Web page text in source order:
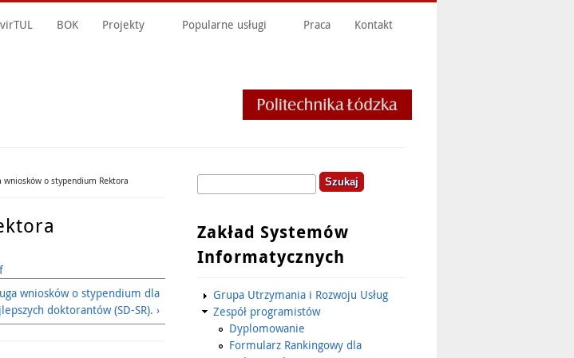
virTUL BOK Projekty Popularne usługi Praca Kontakt
wniosków o stypendium Rektora
wniosków o stypendium dla
doktorantów (SD-SR). ›
Formularz wyszukiwania
Szukaj
Zakład Systemów
Informatycznych
Grupa Utrzymania i Rozwoju Usług
Zespół programistów
Dyplomowanie
Formularz Rankingowy dla